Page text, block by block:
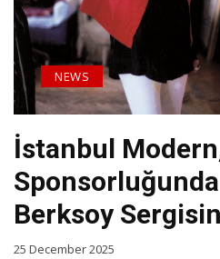
İstanbul
Berksoy
NEWS
25 December 2025